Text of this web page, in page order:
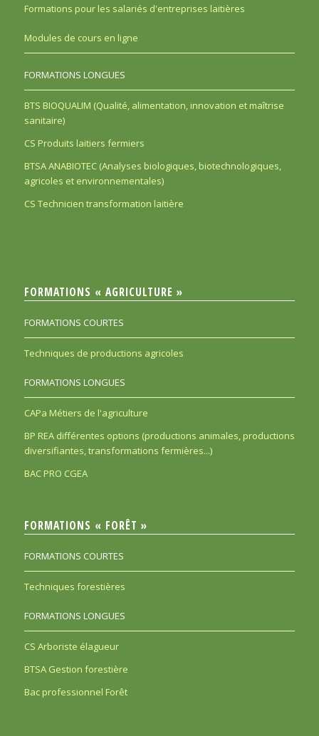
Formations pour les salariés d'entreprises laitières
Modules de cours en ligne
FORMATIONS LONGUES
BTS BIOQUALIM (Qualité, alimentation, innovation et maîtrise
sanitaire)
CS Produits laitiers fermiers
BTSA ANABIOTEC (Analyses biologiques, biotechnologiques,
agricoles et environnementales)
CS Technicien transformation laitière
FORMATIONS « AGRICULTURE »
FORMATIONS COURTES
Techniques de productions agricoles
FORMATIONS LONGUES
CAPa Métiers de l'agriculture
BP REA différentes options (productions animales, productions
diversifiantes, transformations fermières...)
BAC PRO CGEA
FORMATIONS « FORÊT »
FORMATIONS COURTES
Techniques forestières
FORMATIONS LONGUES
CS Arboriste élagueur
BTSA Gestion forestière
Bac professionnel Forêt